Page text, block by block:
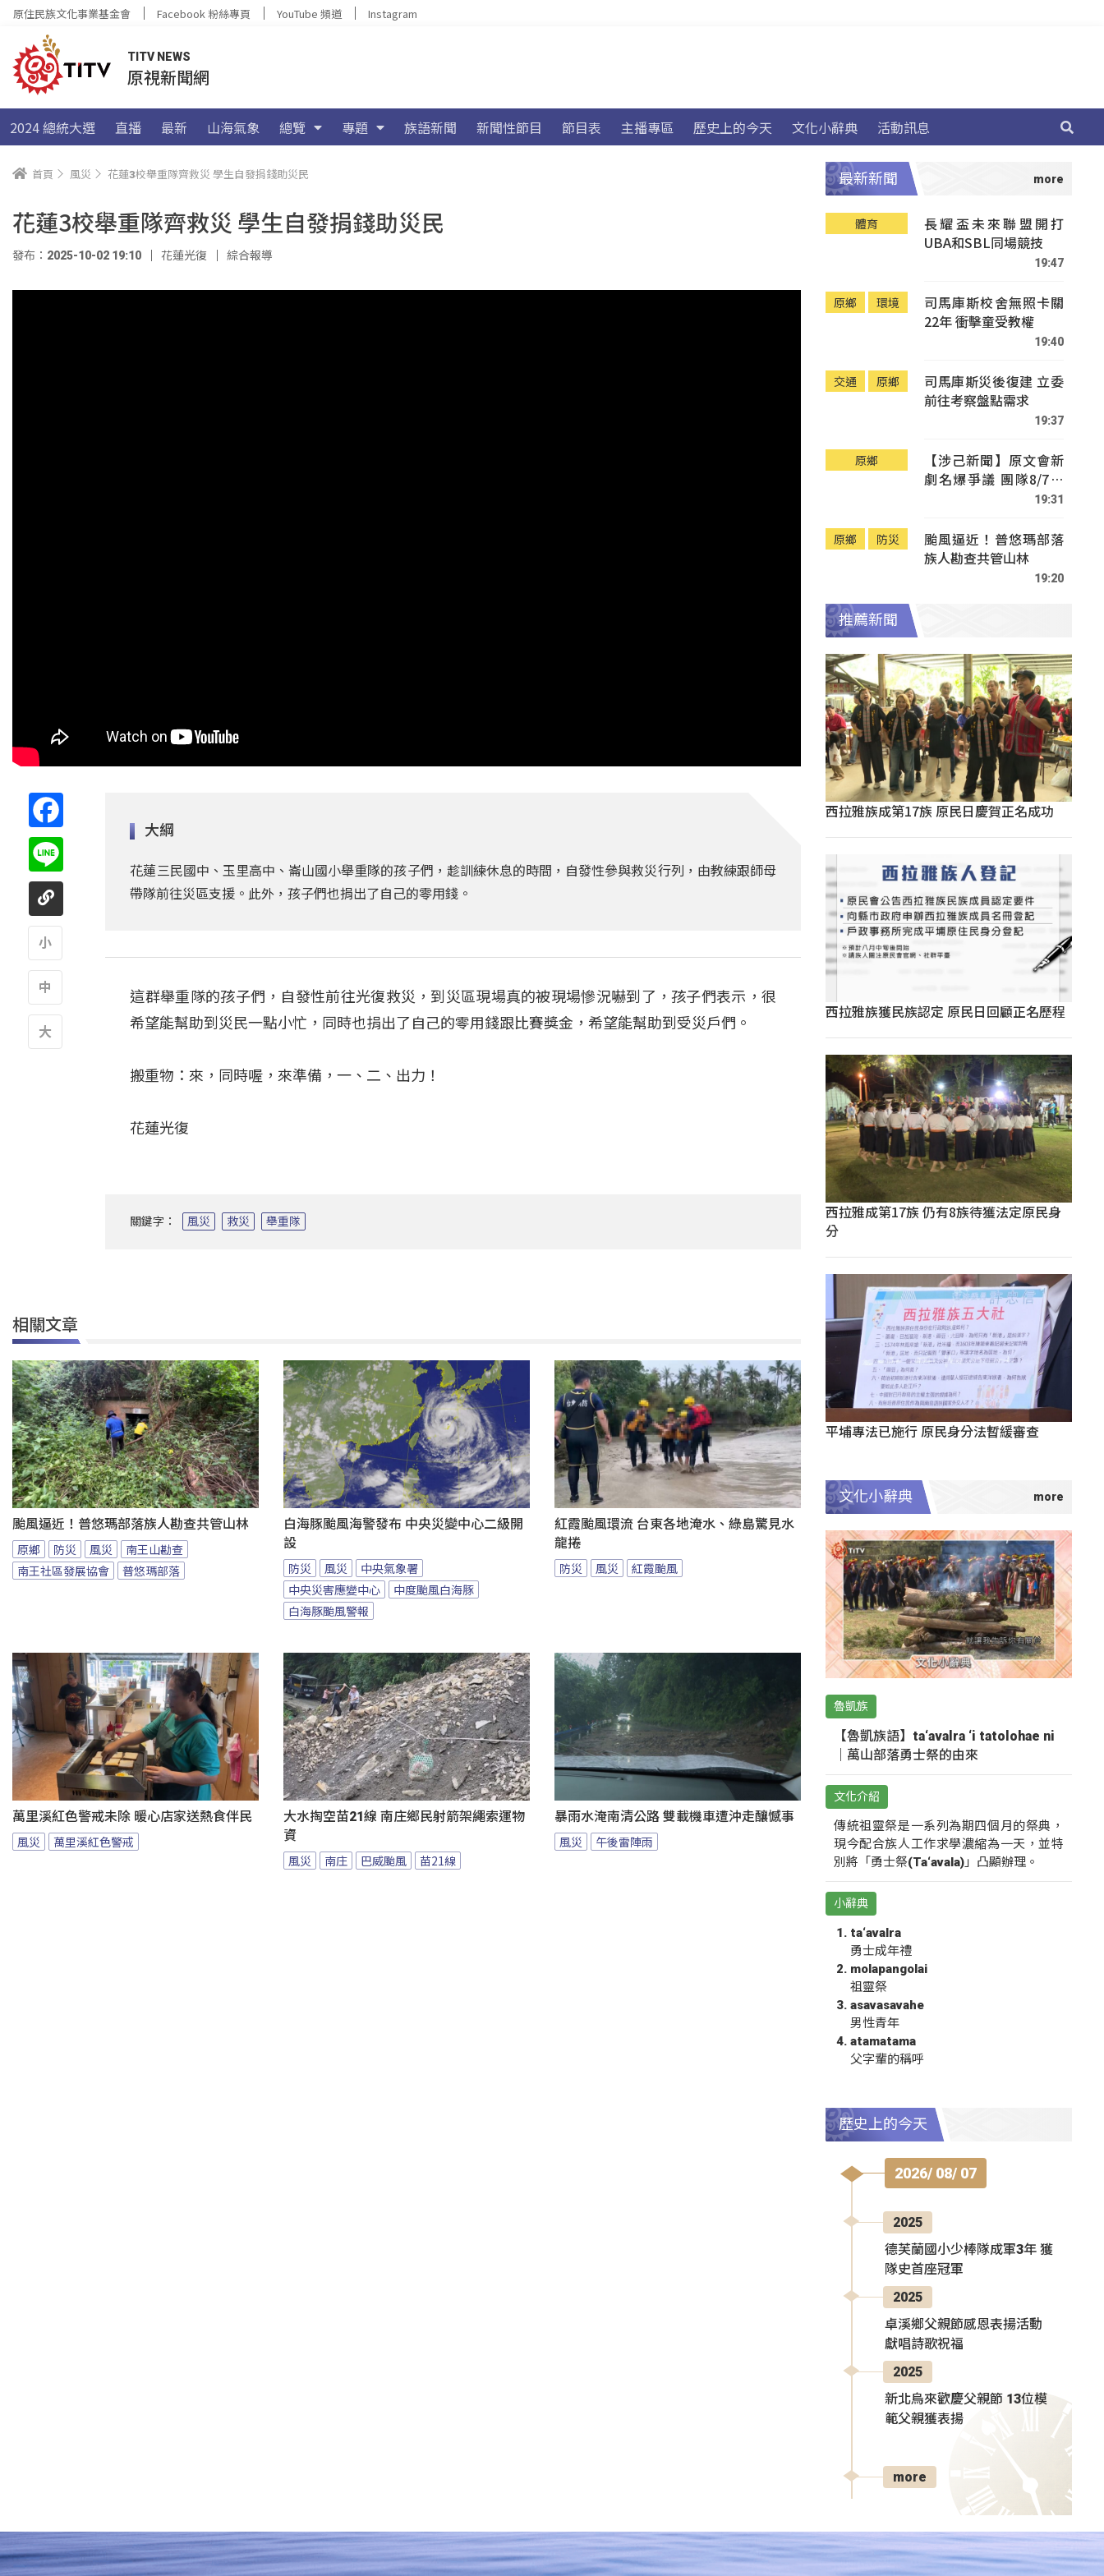
原住民族文化事業基金會 Facebook 粉絲專頁 YouTube 頻道 Instagram
TITV NEWS
原視新聞網
2024 總統大選 直播 最新 山海氣象 總覽 專題 族語新聞 新聞性節目 節目表 主播專區 歷史上的今天 文化小辭典 活動訊息
首頁 風災 花蓮3校舉重隊齊救災 學生自發捐錢助災民
花蓮3校舉重隊齊救災 學生自發捐錢助災民
發布：2025-10-02 19:10 花蓮光復 綜合報導
大綱
花蓮三民國中、玉里高中、崙山國小舉重隊的孩子們，趁訓練休息的時間，自發性參與救災行列，由教練跟師母
帶隊前往災區支援。此外，孩子們也捐出了自己的零用錢。
這群舉重隊的孩子們，自發性前往光復救災，到災區現場真的被現場慘況嚇到了，孩子們表示，很
希望能幫助到災民一點小忙，同時也捐出了自己的零用錢跟比賽獎金，希望能幫助到受災戶們。
搬重物：來，同時喔，來準備，一、二、出力！
花蓮光復
關鍵字： 風災 救災 舉重隊
相關文章
颱風逼近！普悠瑪部落族人勘查共管山林
原鄉 防災 風災
南王山勘查
南王社區發展協會
普悠瑪部落
白海豚颱風海警發布 中央災變中心二級開
設
防災 風災
中央氣象署
中央災害應變中心
中度颱風白海豚
白海豚颱風警報
紅霞颱風環流 台東各地淹水、綠島驚見水
龍捲
防災 風災 紅霞颱風
萬里溪紅色警戒未除 暖心店家送熱食伴民
風災 萬里溪紅色警戒
大水掏空苗21線 南庄鄉民射箭架繩索運物
資
風災 南庄 巴威颱風 苗21線
暴雨水淹南清公路 雙載機車遭沖走釀憾事
風災 午後雷陣雨
最新新聞
體育
長耀盃未來聯盟開打
UBA和SBL同場競技
19:47
原鄉 環境
司馬庫斯校舍無照卡關
22年 衝擊童受教權
19:40
交通 原鄉
司馬庫斯災後復建 立委
前往考察盤點需求
19:37
原鄉
【涉己新聞】原文會新
劇名爆爭議 團隊8/7赴
19:31
原鄉 防災
颱風逼近！普悠瑪部落
族人勘查共管山林
19:20
推薦新聞
西拉雅族成第17族 原民日慶賀正名成功
西拉雅族獲民族認定 原民日回顧正名歷程
西拉雅成第17族 仍有8族待獲法定原民身
分
平埔專法已施行 原民身分法暫緩審查
文化小辭典
魯凱族
【魯凱族語】ta‘avalra ‘i tatolohae ni
｜萬山部落勇士祭的由來
文化介紹
傳統祖靈祭是一系列為期四個月的祭典，
現今配合族人工作求學濃縮為一天，並特
別將「勇士祭(Ta‘avala)」凸顯辦理。
小辭典
ta‘avalra
勇士成年禮
molapangolai
祖靈祭
asavasavahe
男性青年
atamatama
父字輩的稱呼
歷史上的今天
2026/ 08/ 07
2025
德芙蘭國小少棒隊成軍3年 獲
隊史首座冠軍
2025
卓溪鄉父親節感恩表揚活動
獻唱詩歌祝福
2025
新北烏來歡慶父親節 13位模
範父親獲表揚
more